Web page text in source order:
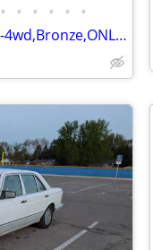
• • • • • •
2020 Jeep Cherokee Limited-4wd,Bronze,ONLY 7900 miles,like new